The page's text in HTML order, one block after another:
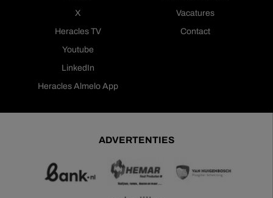
X
Heracles TV
Youtube
LinkedIn
Heracles Almelo App
Vacatures
Contact
ADVERTENTIES